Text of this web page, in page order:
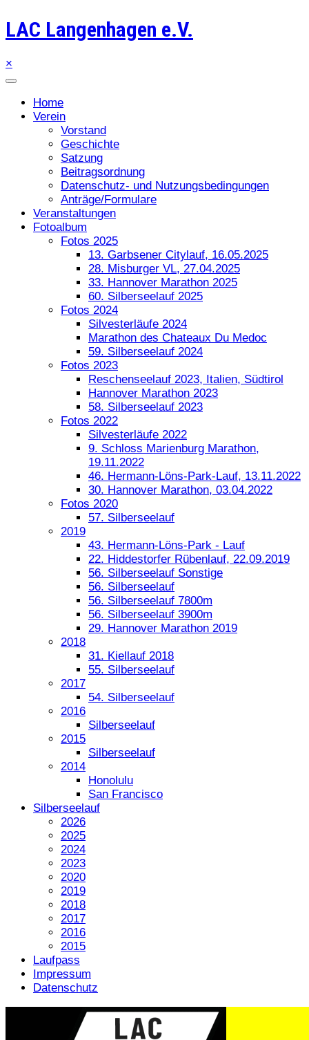
LAC Langenhagen e.V.
×
Home
Verein
Vorstand
Geschichte
Satzung
Beitragsordnung
Datenschutz- und Nutzungsbedingungen
Anträge/Formulare
Veranstaltungen
Fotoalbum
Fotos 2025
13. Garbsener Citylauf, 16.05.2025
28. Misburger VL, 27.04.2025
33. Hannover Marathon 2025
60. Silberseelauf 2025
Fotos 2024
Silvesterläufe 2024
Marathon des Chateaux Du Medoc
59. Silberseelauf 2024
Fotos 2023
Reschenseelauf 2023, Italien, Südtirol
Hannover Marathon 2023
58. Silberseelauf 2023
Fotos 2022
Silvesterläufe 2022
9. Schloss Marienburg Marathon,
19.11.2022
46. Hermann-Löns-Park-Lauf, 13.11.2022
30. Hannover Marathon, 03.04.2022
Fotos 2020
57. Silberseelauf
2019
43. Hermann-Löns-Park - Lauf
22. Hiddestorfer Rübenlauf, 22.09.2019
56. Silberseelauf Sonstige
56. Silberseelauf
56. Silberseelauf 7800m
56. Silberseelauf 3900m
29. Hannover Marathon 2019
2018
31. Kiellauf 2018
55. Silberseelauf
2017
54. Silberseelauf
2016
Silberseelauf
2015
Silberseelauf
2014
Honolulu
San Francisco
Silberseelauf
2026
2025
2024
2023
2020
2019
2018
2017
2016
2015
Laufpass
Impressum
Datenschutz